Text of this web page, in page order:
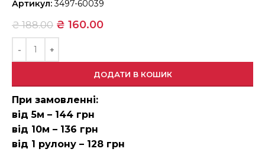
Артикул:3497-60039
₴188.00 ₴ 160.00
ДОДАТИ В КОШИК
При замовленні:
від 5м – 144 грн
від 10м – 136 грн
від 1 рулону – 128 грн